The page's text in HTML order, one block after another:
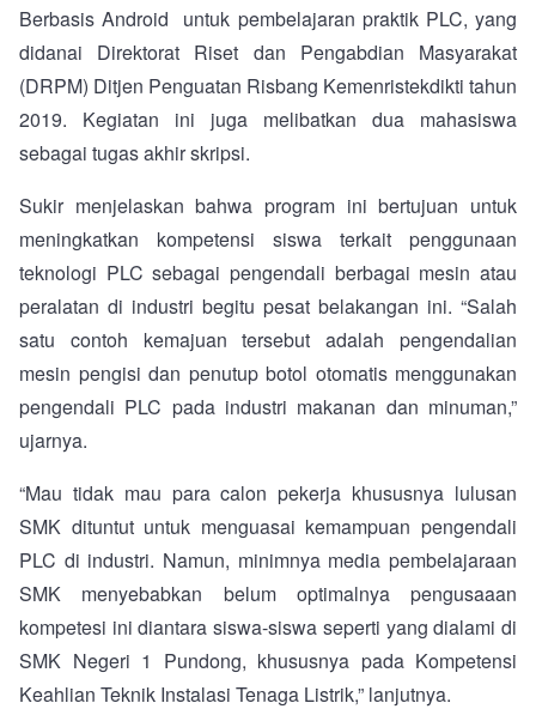
Berbasis Android untuk pembelajaran praktik PLC, yang
didanai Direktorat Riset dan Pengabdian Masyarakat
(DRPM) Ditjen Penguatan Risbang Kemenristekdikti tahun
2019. Kegiatan ini juga melibatkan dua mahasiswa
sebagai tugas akhir skripsi.
Sukir menjelaskan bahwa program ini bertujuan untuk
meningkatkan kompetensi siswa terkait penggunaan
teknologi PLC sebagai pengendali berbagai mesin atau
peralatan di industri begitu pesat belakangan ini. “Salah
satu contoh kemajuan tersebut adalah pengendalian
mesin pengisi dan penutup botol otomatis menggunakan
pengendali PLC pada industri makanan dan minuman,”
ujarnya.
“Mau tidak mau para calon pekerja khususnya lulusan
SMK dituntut untuk menguasai kemampuan pengendali
PLC di industri. Namun, minimnya media pembelajaraan
SMK menyebabkan belum optimalnya pengusaaan
kompetesi ini diantara siswa-siswa seperti yang dialami di
SMK Negeri 1 Pundong, khususnya pada Kompetensi
Keahlian Teknik Instalasi Tenaga Listrik,” lanjutnya.